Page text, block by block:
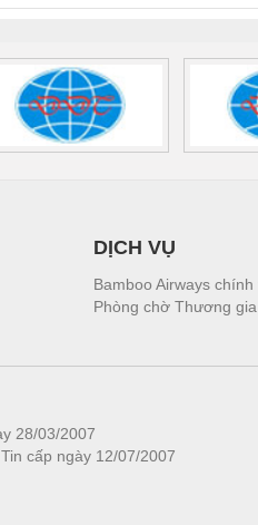
DỊCH VỤ
Bamboo Airways
Phòng chờ Thương
28/03/2007
cấp ngày 12/07/2007